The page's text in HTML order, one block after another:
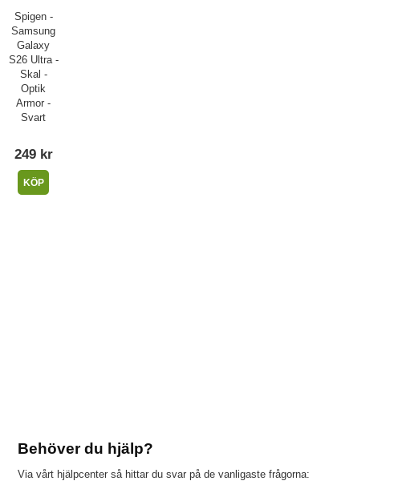
Spigen -
Samsung
Galaxy
S26 Ultra -
Skal -
Optik
Armor -
Svart
249 kr
KÖP
Behöver du hjälp?
Via vårt hjälpcenter så hittar du svar på de vanligaste frågorna: